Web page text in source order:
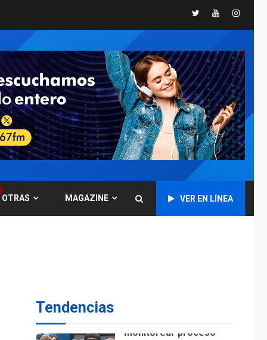
TwitterYoutube
OTRAS MAGAZINE VER EN LÍNEA
Tendencias
7
GUERRA EN EL MUNDO
Ucrania y Rusia
intensifican
ofensivas de largo
alcance
NACIONALES
TITULARES
ÚLTIMA HORA
Instalan carpas
metálicas como
terminales
Aeropuerto de
monitorear proceso